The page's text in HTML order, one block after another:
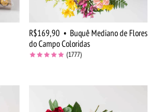
R$169,90 • Buquê Mediano de Flores
do Campo Coloridas
(1777)